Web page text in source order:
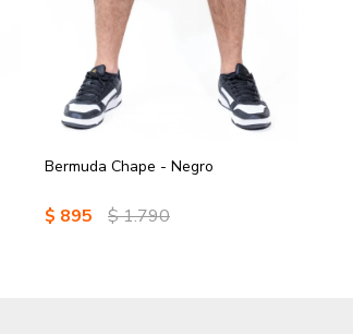
Bermuda Chape - Negro
$ 895 $1.790